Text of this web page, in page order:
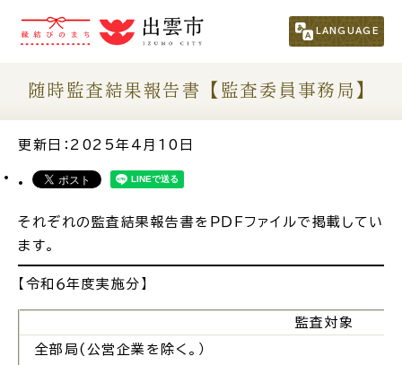
LANGUAGE
市民の方 （くらし・行政・議会）
事業者の方
観光される方
移住・定住をお考えの方
随時監査結果報告書【監査委員事務局】
更新日：2025年4月10日
それぞれの監査結果報告書をＰＤＦファイルで掲載してい
ます。
【令和６年度実施分】
監査対象
全部局(公営企業を除く。）